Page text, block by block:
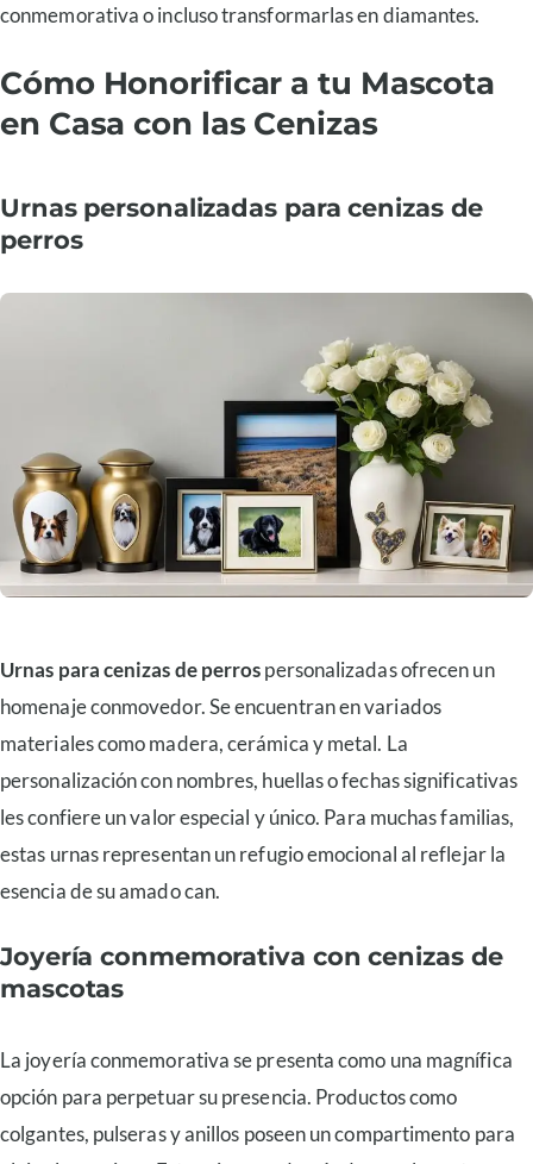
conmemorativa o incluso transformarlas en diamantes.
Cómo Honorificar a tu Mascota
en Casa con las Cenizas
Urnas personalizadas para cenizas de
perros
Urnas para cenizas de perrospersonalizadas ofrecen un
homenaje conmovedor. Se encuentran en variados
materiales como madera, cerámica y metal. La
personalización con nombres, huellas o fechas significativas
les confiere un valor especial y único. Para muchas familias,
estas urnas representan un refugio emocional al reflejar la
esencia de su amado can.
Joyería conmemorativa con cenizas de
mascotas
La joyería conmemorativa se presenta como una magnífica
opción para perpetuar su presencia. Productos como
colgantes, pulseras y anillos poseen un compartimento para